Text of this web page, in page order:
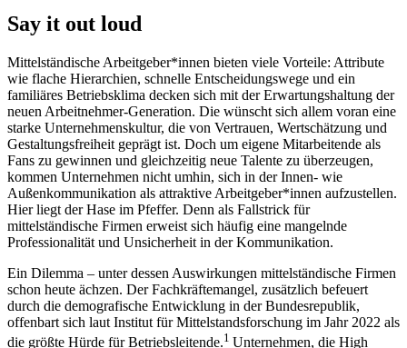
Say it out loud
Mittelständische Arbeitgeber*innen bieten viele Vorteile: Attribute
wie flache Hierarchien, schnelle Entscheidungswege und ein
familiäres Betriebsklima decken sich mit der Erwartungshaltung der
neuen Arbeitnehmer-Generation. Die wünscht sich allem voran eine
starke Unternehmenskultur, die von Vertrauen, Wertschätzung und
Gestaltungsfreiheit geprägt ist. Doch um eigene Mitarbeitende als
Fans zu gewinnen und gleichzeitig neue Talente zu überzeugen,
kommen Unternehmen nicht umhin, sich in der Innen- wie
Außenkommunikation als attraktive Arbeitgeber*innen aufzustellen.
Hier liegt der Hase im Pfeffer. Denn als Fallstrick für
mittelständische Firmen erweist sich häufig eine mangelnde
Professionalität und Unsicherheit in der Kommunikation.
Ein Dilemma – unter dessen Auswirkungen mittelständische Firmen
schon heute ächzen. Der Fachkräftemangel, zusätzlich befeuert
durch die demografische Entwicklung in der Bundesrepublik,
offenbart sich laut Institut für Mittelstandsforschung im Jahr 2022 als
die größte Hürde für Betriebsleitende.1 Unternehmen, die High